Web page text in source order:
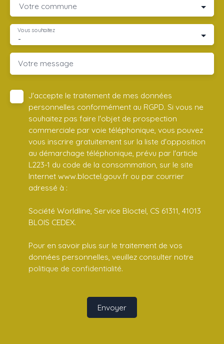
Votre commune
-
Vous souhaitez
Votre message
J'accepte le traitement de mes données
personnelles conformément au RGPD. Si vous ne
souhaitez pas faire l'objet de prospection
commerciale par voie téléphonique, vous pouvez
vous inscrire gratuitement sur la liste d'opposition
au démarchage téléphonique, prévu par l'article
L223-1 du code de la consommation, sur le site
Internet www.bloctel.gouv.fr ou par courrier
adressé à :
Société Worldline, Service Bloctel, CS 61311, 41013
BLOIS CEDEX.
Pour en savoir plus sur le traitement de vos
données personnelles, veuillez consulter notre
politique de confidentialité.
Envoyer